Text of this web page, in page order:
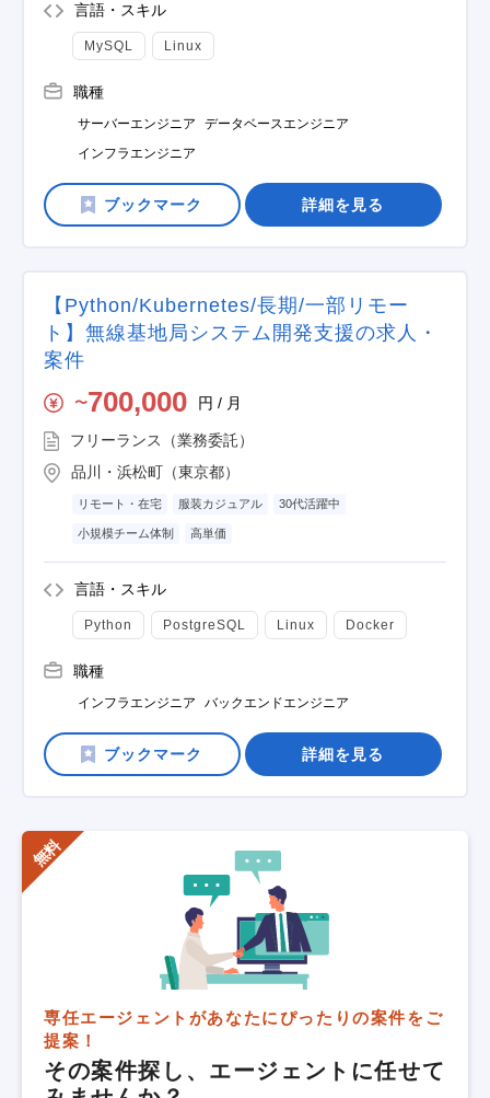
言語・スキル
MySQL Linux
職種
サーバーエンジニア
データベースエンジニア
インフラエンジニア
詳細を見る
【Python/Kubernetes/長期/一部リモー
ト】無線基地局システム開発支援の求人・
案件
〜700,000 円 / 月
フリーランス（業務委託）
品川・浜松町（東京都）
リモート・在宅 服装カジュアル 30代活躍中
小規模チーム体制 高単価
言語・スキル
Python PostgreSQL Linux Docker
職種
インフラエンジニア バックエンドエンジニア
詳細を見る
専任エージェントがあなたにぴったりの案件をご
提案！
その案件探し、エージェントに任せて